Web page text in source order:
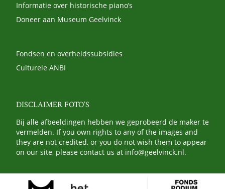
Informatie over historische piano’s
Doneer aan Museum Geelvinck
Fondsen en overheidssubsidies
Culturele ANBI
DISCLAIMER FOTO’S
Bij alle afbeeldingen hebben we geprobeerd de maker te
vermelden. If you own rights to any of the images and
they are not credited, or you do not wish them to appear
on our site, please contact us at info@geelvinck.nl.